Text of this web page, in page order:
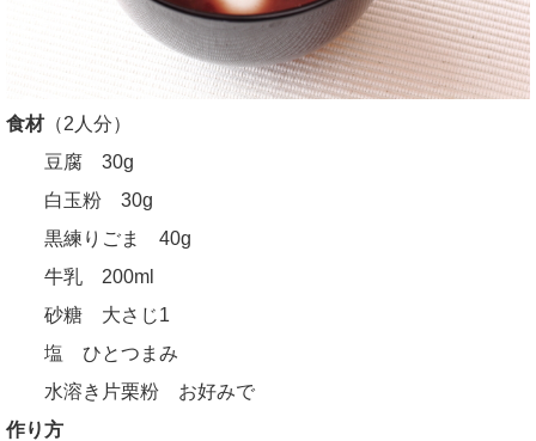
食材（2人分）
豆腐 30g
白玉粉 30g
黒練りごま 40g
牛乳 200ml
砂糖 大さじ1
塩 ひとつまみ
水溶き片栗粉 お好みで
作り方